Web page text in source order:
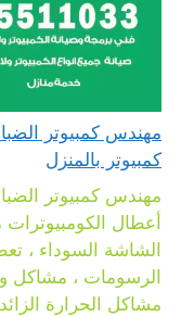
كمبيوتر بالمنزل
مهندس كمبيوتر
أعطال
الشاشة السوداء ،
الرسومات ، مشاكل
مشاكل الحرارة